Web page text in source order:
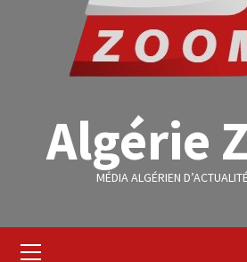
Algérie
MÉDIA ALGÉRIEN